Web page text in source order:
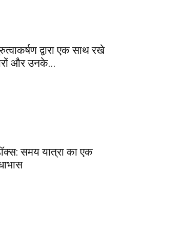
द्वारा एक साथ रखे
और उनके...
समय यात्रा का एक